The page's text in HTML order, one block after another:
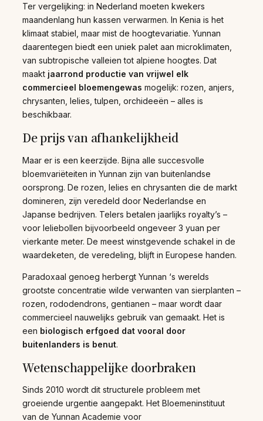
Ter vergelijking: in Nederland moeten kwekers
maandenlang hun kassen verwarmen. In Kenia is het
klimaat stabiel, maar mist de hoogtevariatie. Yunnan
daarentegen biedt een uniek palet aan microklimaten,
van subtropische valleien tot alpiene hoogtes. Dat
maakt jaarrond productie van vrijwel elk
commercieel bloemengewas mogelijk: rozen, anjers,
chrysanten, lelies, tulpen, orchideeën – alles is
beschikbaar.
De prijs van afhankelijkheid
Maar er is een keerzijde. Bijna alle succesvolle
bloemvariëteiten in Yunnan zijn van buitenlandse
oorsprong. De rozen, lelies en chrysanten die de markt
domineren, zijn veredeld door Nederlandse en
Japanse bedrijven. Telers betalen jaarlijks royalty’s –
voor leliebollen bijvoorbeeld ongeveer 3 yuan per
vierkante meter. De meest winstgevende schakel in de
waardeketen, de veredeling, blijft in Europese handen.
Paradoxaal genoeg herbergt Yunnan ‘s werelds
grootste concentratie wilde verwanten van sierplanten –
rozen, rododendrons, gentianen – maar wordt daar
commercieel nauwelijks gebruik van gemaakt. Het is
een biologisch erfgoed dat vooral door
buitenlanders is benut.
Wetenschappelijke doorbraken
Sinds 2010 wordt dit structurele probleem met
groeiende urgentie aangepakt. Het Bloemeninstituut
van de Yunnan Academie voor